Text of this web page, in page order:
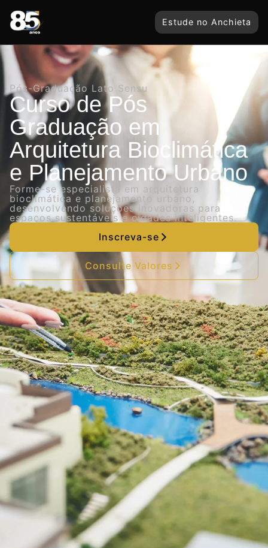
Estude no Anchieta
Pós-Graduação Lato Sensu
Curso de Pós
Graduação em
Arquitetura Bioclimática
e Planejamento Urbano
Forme-se especialista em arquitetura
bioclimática e planejamento urbano,
desenvolvendo soluções inovadoras para
espaços sustentáveis e cidades inteligentes.
Inscreva-se
Consulte Valores